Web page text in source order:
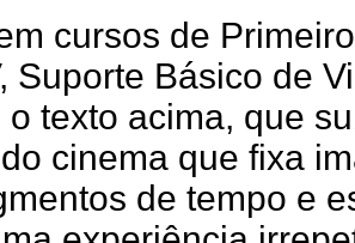
cursos de
Suporte Básico de
o texto acima, que
cinema que fixa
de tempo e